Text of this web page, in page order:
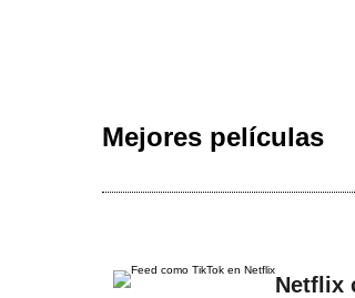
Mejores películas
Netflix